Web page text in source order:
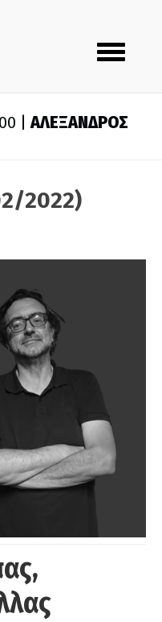
Toggle
navigation
|ΑΛΕΞΑΝΔΡΟΣ
2022)